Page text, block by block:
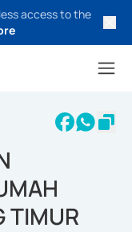
access to the
TIMUR